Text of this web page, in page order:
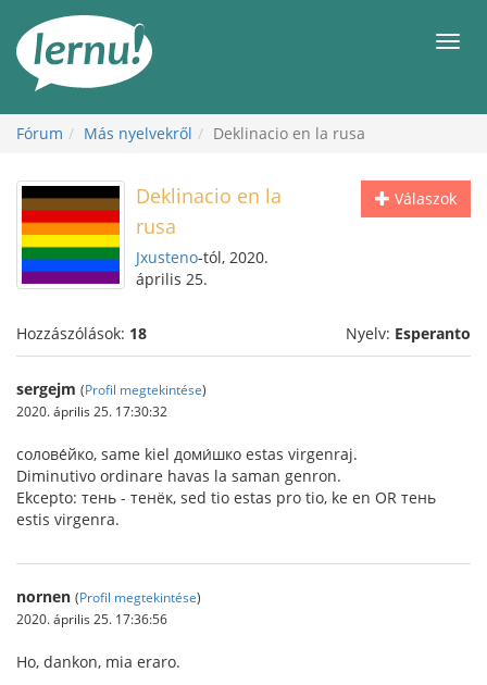
Fórum Más nyelvekről Deklinacio en la rusa
Válaszok
Deklinacio en la
rusa
Jxusteno-tól, 2020.
április 25.
Hozzászólások: 18 Nyelv: Esperanto
sergejm (Profil megtekintése)
2020. április 25. 17:30:32
солове́йко, same kiel доми́шко estas virgenraj.
Diminutivo ordinare havas la saman genron.
Ekcepto: тень - тенёк, sed tio estas pro tio, ke en OR тень
estis virgenra.
nornen (Profil megtekintése)
2020. április 25. 17:36:56
Ho, dankon, mia eraro.